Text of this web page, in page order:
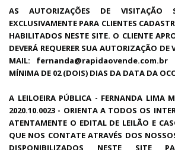
AS AUTORIZAÇÕES DE VISITAÇÃO
EXCLUSIVAMENTE PARA CLIENTES
HABILITADOS NESTE SITE. O CLIENTE
DEVERÁ REQUERER SUA AUTORIZAÇÃO DE
MAIL: fernanda@rapidaovende.com.br
MÍNIMA DE 02 (DOIS) DIAS DA DATA DA
A LEILOEIRA PÚBLICA - FERNANDA LIMA
2020.10.0023 - ORIENTA A TODOS OS
ATENTAMENTE O EDITAL DE LEILÃO E
QUE NOS CONTATE ATRAVÉS DOS
DISPONIBILIZADOS NESTE SITE